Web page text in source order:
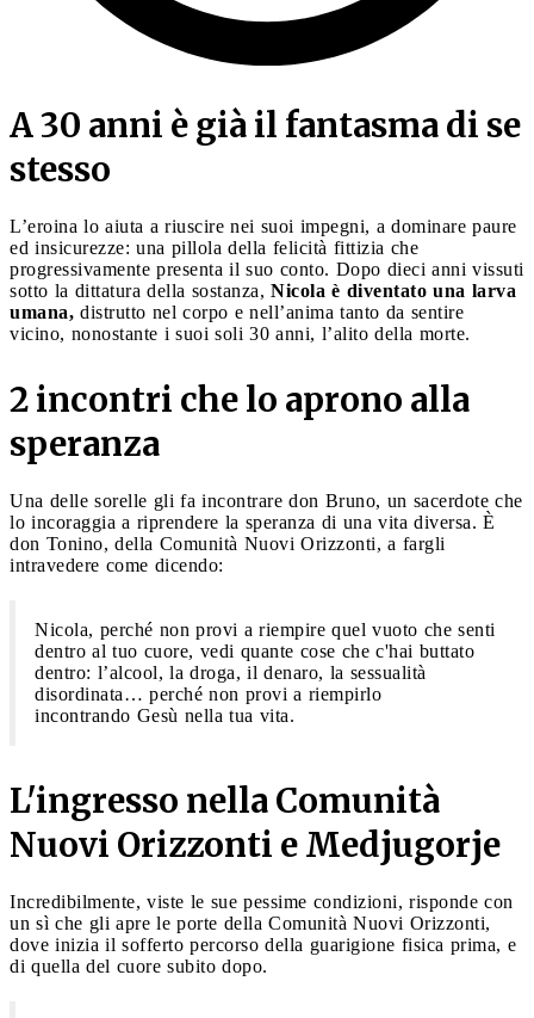
A 30 anni è già il fantasma di se
stesso
L’eroina lo aiuta a riuscire nei suoi impegni, a dominare paure
ed insicurezze: una pillola della felicità fittizia che
progressivamente presenta il suo conto. Dopo dieci anni vissuti
sotto la dittatura della sostanza, Nicola è diventato una larva
umana, distrutto nel corpo e nell’anima tanto da sentire
vicino, nonostante i suoi soli 30 anni, l’alito della morte.
2 incontri che lo aprono alla
speranza
Una delle sorelle gli fa incontrare don Bruno, un sacerdote che
lo incoraggia a riprendere la speranza di una vita diversa. È
don Tonino, della Comunità Nuovi Orizzonti, a fargli
intravedere come dicendo:
Nicola, perché non provi a riempire quel vuoto che senti
dentro al tuo cuore, vedi quante cose che c'hai buttato
dentro: l’alcool, la droga, il denaro, la sessualità
disordinata… perché non provi a riempirlo
incontrando Gesù nella tua vita.
L'ingresso nella Comunità
Nuovi Orizzonti e Medjugorje
Incredibilmente, viste le sue pessime condizioni, risponde con
un sì che gli apre le porte della Comunità Nuovi Orizzonti,
dove inizia il sofferto percorso della guarigione fisica prima, e
di quella del cuore subito dopo.